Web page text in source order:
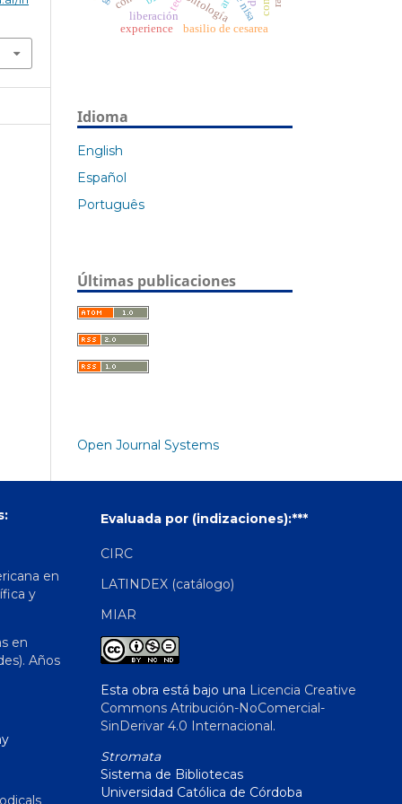
ontología
basilio de cesarea
liberación
experience
Idioma
English
Español
Português
Últimas publicaciones
Open Journal Systems
en
y
en
Años
Evaluada por (indizaciones):***
CIRC
LATINDEX (catálogo)
MIAR
Esta obra está bajo una Licencia Creative
Commons Atribución-NoComercial-
SinDerivar 4.0 Internacional.
Stromata
Sistema de Bibliotecas
Universidad Católica de Córdoba